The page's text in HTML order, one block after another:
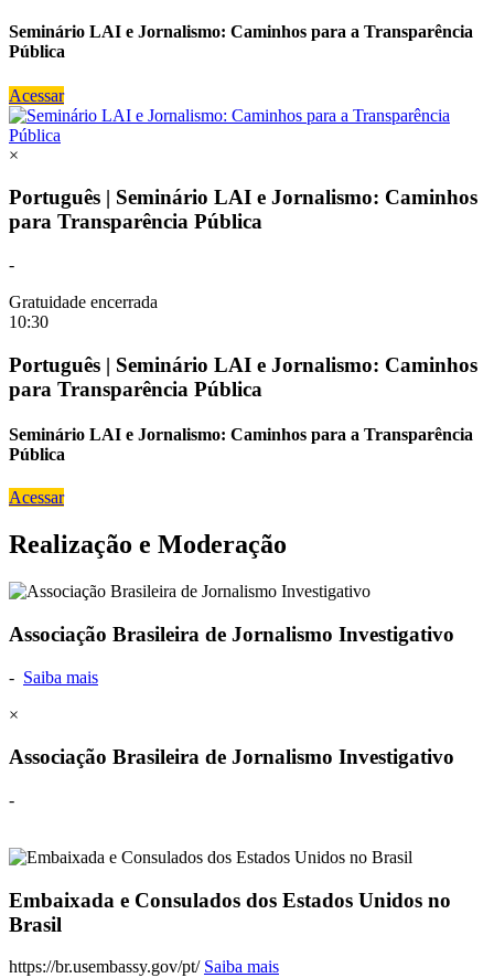
Seminário LAI e Jornalismo: Caminhos para a Transparência
Pública
Acessar
×
Português | Seminário LAI e Jornalismo: Caminhos
para Transparência Pública
-
Gratuidade encerrada
10:30
Português | Seminário LAI e Jornalismo: Caminhos
para Transparência Pública
Seminário LAI e Jornalismo: Caminhos para a Transparência
Pública
Acessar
Realização e Moderação
Associação Brasileira de Jornalismo Investigativo
- Saiba mais
×
Associação Brasileira de Jornalismo Investigativo
-
Embaixada e Consulados dos Estados Unidos no
Brasil
https://br.usembassy.gov/pt/ Saiba mais